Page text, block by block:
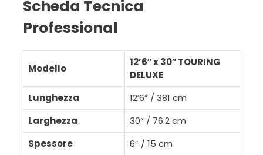
Scheda Tecnica
Professional
Modello
12’6″ x 30″ TOURING
DELUXE
Lunghezza
12’6” / 381 cm
Larghezza
30” / 76.2 cm
Spessore
6” / 15 cm